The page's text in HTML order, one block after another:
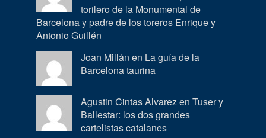
torilero de la Monumental de
Barcelona y padre de los toreros Enrique y
Antonio Guillén
Joan Millán en La guía de la
Barcelona taurina
Agustin Cintas Alvarez en Tuser y
Ballestar: los dos grandes
cartelistas catalanes